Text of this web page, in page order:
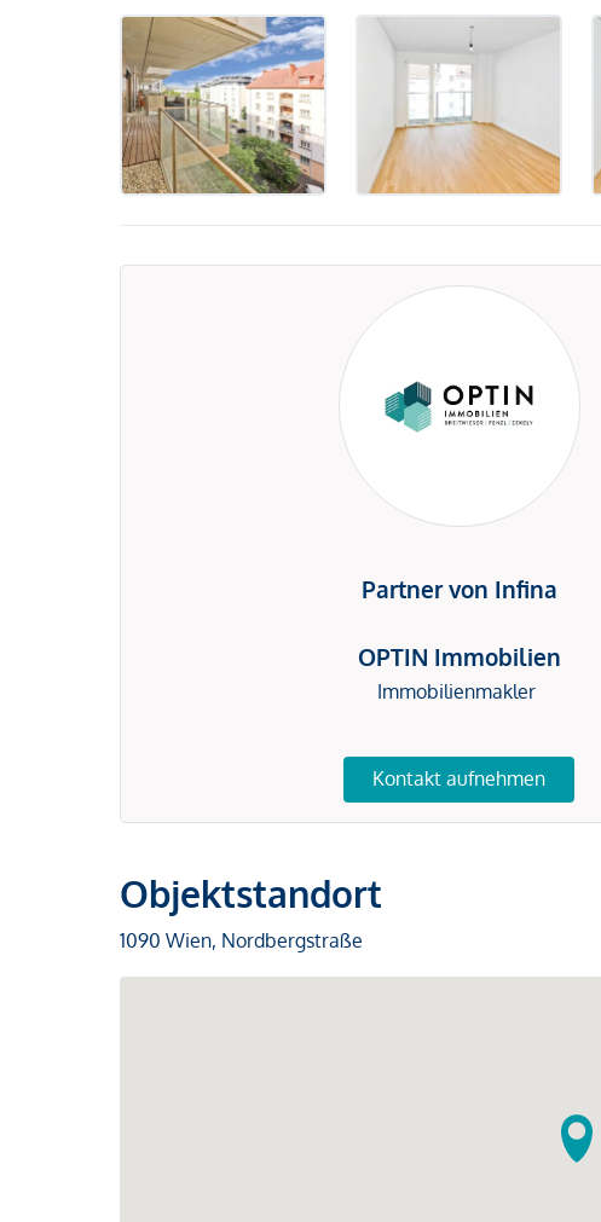
Partner von Infina
OPTIN Immobilien
Immobilienmakler
Kontakt aufnehmen
Objektstandort
1090 Wien, Nordbergstraße